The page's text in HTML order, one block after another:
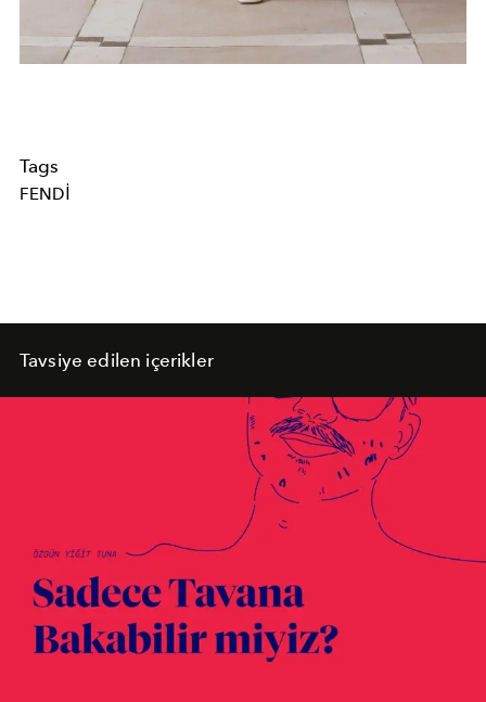
Tags
FENDI
Tavsiye edilen içerikler